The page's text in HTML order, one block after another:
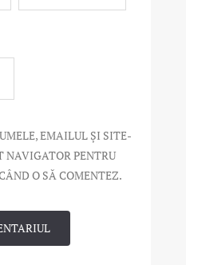
EMAILUL ȘI SITE-
NAVIGATOR PENTRU
O SĂ COMENTEZ.